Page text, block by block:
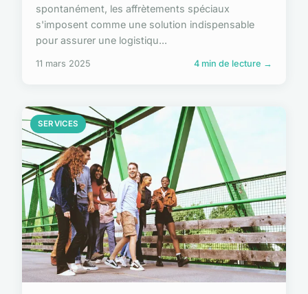
spontanément, les affrètements spéciaux
s'imposent comme une solution indispensable
pour assurer une logistiqu...
11 mars 2025 4 min de lecture →
SERVICES